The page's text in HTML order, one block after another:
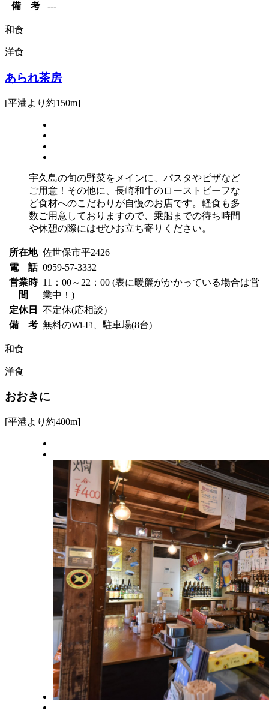
備 考 ---
和食
洋食
あられ茶房
[平港より約150m]
宇久島の旬の野菜をメインに、パスタやピザなど
ご用意！その他に、長崎和牛のローストビーフな
ど食材へのこだわりが自慢のお店です。軽食も多
数ご用意しておりますので、乗船までの待ち時間
や休憩の際にはぜひお立ち寄りください。
所在地 佐世保市平2426
電 話 0959-57-3332
営業時
間
11：00～22：00 (表に暖簾がかかっている場合は営
業中！)
定休日
不定休(応相談）
備 考 無料のWi-Fi、駐車場(8台)
和食
洋食
おおきに
[平港より約400m]